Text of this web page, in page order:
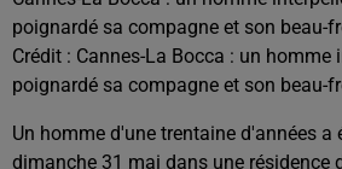
poignardé sa compagne et son beau-
Crédit : Cannes-La Bocca : un homme
poignardé sa compagne et son beau-
Un homme d'une trentaine d'années a
dimanche 31 mai dans une résidence